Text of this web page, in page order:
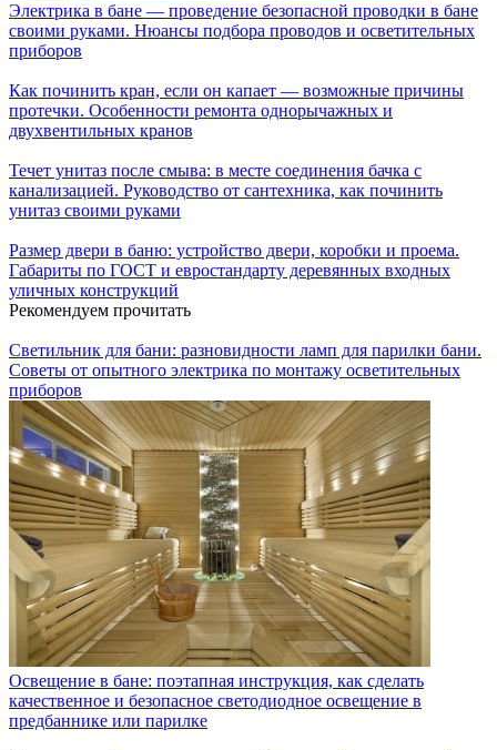
Электрика в бане — проведение безопасной проводки в бане
своими руками. Нюансы подбора проводов и осветительных
приборов
Как починить кран, если он капает — возможные причины
протечки. Особенности ремонта однорычажных и
двухвентильных кранов
Течет унитаз после смыва: в месте соединения бачка с
канализацией. Руководство от сантехника, как починить
унитаз своими руками
Размер двери в баню: устройство двери, коробки и проема.
Габариты по ГОСТ и евростандарту деревянных входных
уличных конструкций
Рекомендуем прочитать
Светильник для бани: разновидности ламп для парилки бани.
Советы от опытного электрика по монтажу осветительных
приборов
Освещение в бане: поэтапная инструкция, как сделать
качественное и безопасное светодиодное освещение в
предбаннике или парилке